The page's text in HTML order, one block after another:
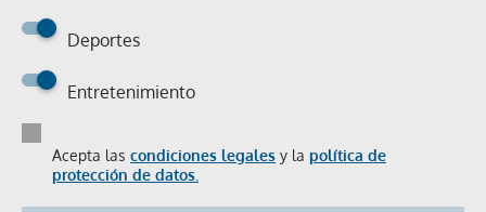
Deportes
Entretenimiento
Acepta las condiciones legales y la política de
protección de datos.